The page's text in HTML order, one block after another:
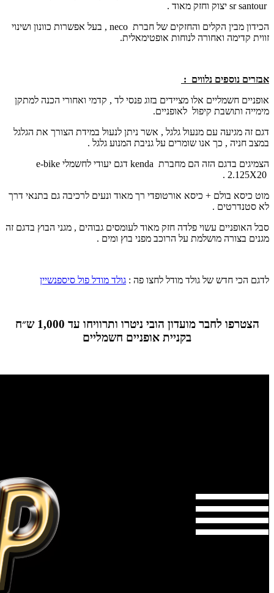
sr santour יצוק וחזק מאוד .
הכידון מבין הקלים והחזקים של חברת neco , בעל אפשרות כוונון ושינוי
זווית קדימה ואחורה לנוחות אופטימאלית.
אבזרים נוספים נלווים :
אופניים חשמליים אלו מציידים בזוג פנסי לד , קדמי ואחורי הכנה למתקן
מימייה ותושבת קיפול לאופניים.
דגם זה מגיעה עם מנעול גלגל , אשר ניתן לנעול במידת הצורך את הגלגל
במצב חניה , כך אנו שומרים על גניבת המנוע גלגל .
הצמיגים בדגם הזה הם מחברת kenda דגם יעודי לחשמלי e-bike
X
2.125 .
מוט כיסא בולם + כיסא אורטופדי רך מאוד ונעים לרכיבה גם בתנאי דרך
לא סטנדרטים .
סבל האופניים עשוי פלדה חזק מאוד לעומסים גבוהים , מגני הבוץ בדגם זה
מגנים בצורה מושלמת על הרוכב מפני בוץ ומים .
לדגם הכי חדש של גולד מודל לחצו פה : גולד מודל פול סיספנשיין
הצטרפו לחבר מועדון הובי ניטרו ותרוויחו עד 1,000 ש״ח
בקניית אופניים חשמליים